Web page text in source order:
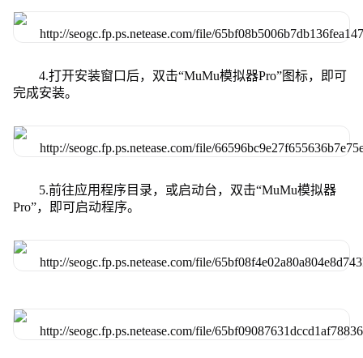
4.打开安装窗口后，双击“MuMu模拟器Pro”图标，即可
完成安装。
5.前往应用程序目录，或启动台，双击“MuMu模拟器
Pro”，即可启动程序。